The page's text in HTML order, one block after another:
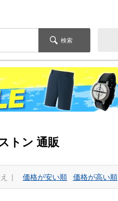
検索
トン 通販
価格が安い順 価格が高い順